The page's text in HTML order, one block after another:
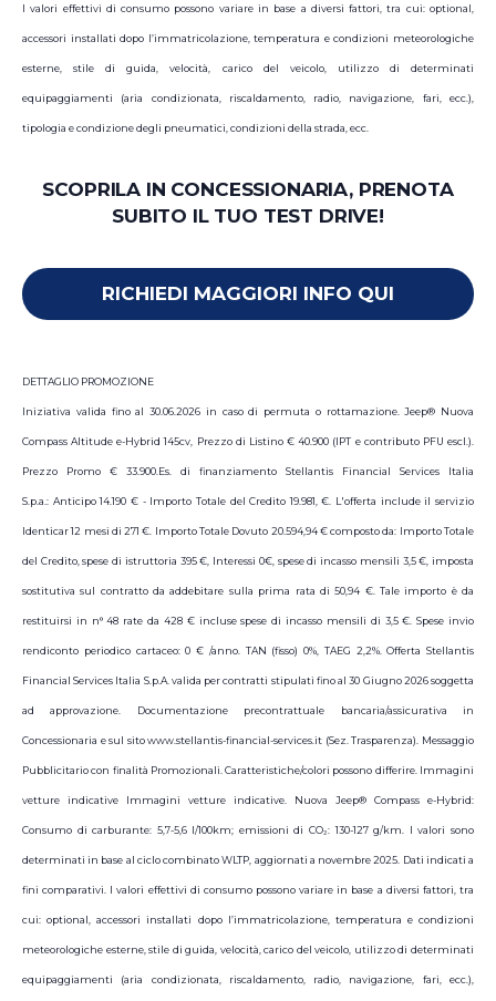
I valori effettivi di consumo possono variare in base a diversi fattori, tra cui: optional,
accessori installati dopo l’immatricolazione, temperatura e condizioni meteorologiche
esterne, stile di guida, velocità, carico del veicolo, utilizzo di determinati
equipaggiamenti (aria condizionata, riscaldamento, radio, navigazione, fari, ecc.),
tipologia e condizione degli pneumatici, condizioni della strada, ecc.
SCOPRILA IN CONCESSIONARIA, PRENOTA
SUBITO IL TUO TEST DRIVE!
RICHIEDI MAGGIORI INFO QUI
DETTAGLIO PROMOZIONE
Iniziativa valida fino al 30.06.2026 in caso di permuta o rottamazione. Jeep® Nuova
Compass Altitude e-Hybrid 145cv, Prezzo di Listino € 40.900 (IPT e contributo PFU escl.).
Prezzo Promo € 33.900.Es. di finanziamento Stellantis Financial Services Italia
S.p.a.: Anticipo 14.190 € - Importo Totale del Credito 19.981, €. L'offerta include il servizio
Identicar 12 mesi di 271 €. Importo Totale Dovuto 20.594,94 € composto da: Importo Totale
del Credito, spese di istruttoria 395 €, Interessi 0€, spese di incasso mensili 3,5 €, imposta
sostitutiva sul contratto da addebitare sulla prima rata di 50,94 €. Tale importo è da
restituirsi in n° 48 rate da 428 € incluse spese di incasso mensili di 3,5 €. Spese invio
rendiconto periodico cartaceo: 0 € /anno. TAN (fisso) 0%, TAEG 2,2%. Offerta Stellantis
Financial Services Italia S.p.A. valida per contratti stipulati fino al 30 Giugno 2026 soggetta
ad approvazione. Documentazione precontrattuale bancaria/assicurativa in
Concessionaria e sul sito www.stellantis-financial-services.it (Sez. Trasparenza). Messaggio
Pubblicitario con finalità Promozionali. Caratteristiche/colori possono differire. Immagini
vetture indicative Immagini vetture indicative. Nuova Jeep® Compass e-Hybrid:
Consumo di carburante: 5,7-5,6 l/100km; emissioni di CO₂: 130-127 g/km. I valori sono
determinati in base al ciclo combinato WLTP, aggiornati a novembre 2025. Dati indicati a
fini comparativi. I valori effettivi di consumo possono variare in base a diversi fattori, tra
cui: optional, accessori installati dopo l’immatricolazione, temperatura e condizioni
meteorologiche esterne, stile di guida, velocità, carico del veicolo, utilizzo di determinati
equipaggiamenti (aria condizionata, riscaldamento, radio, navigazione, fari, ecc.),